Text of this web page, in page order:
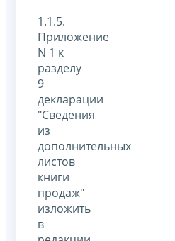
1.1.5.
Приложение
N 1 к
разделу
9
декларации
"Сведения
из
дополнительных
листов
книги
продаж"
изложить
в